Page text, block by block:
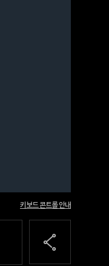
키보드 콘트롤 안내